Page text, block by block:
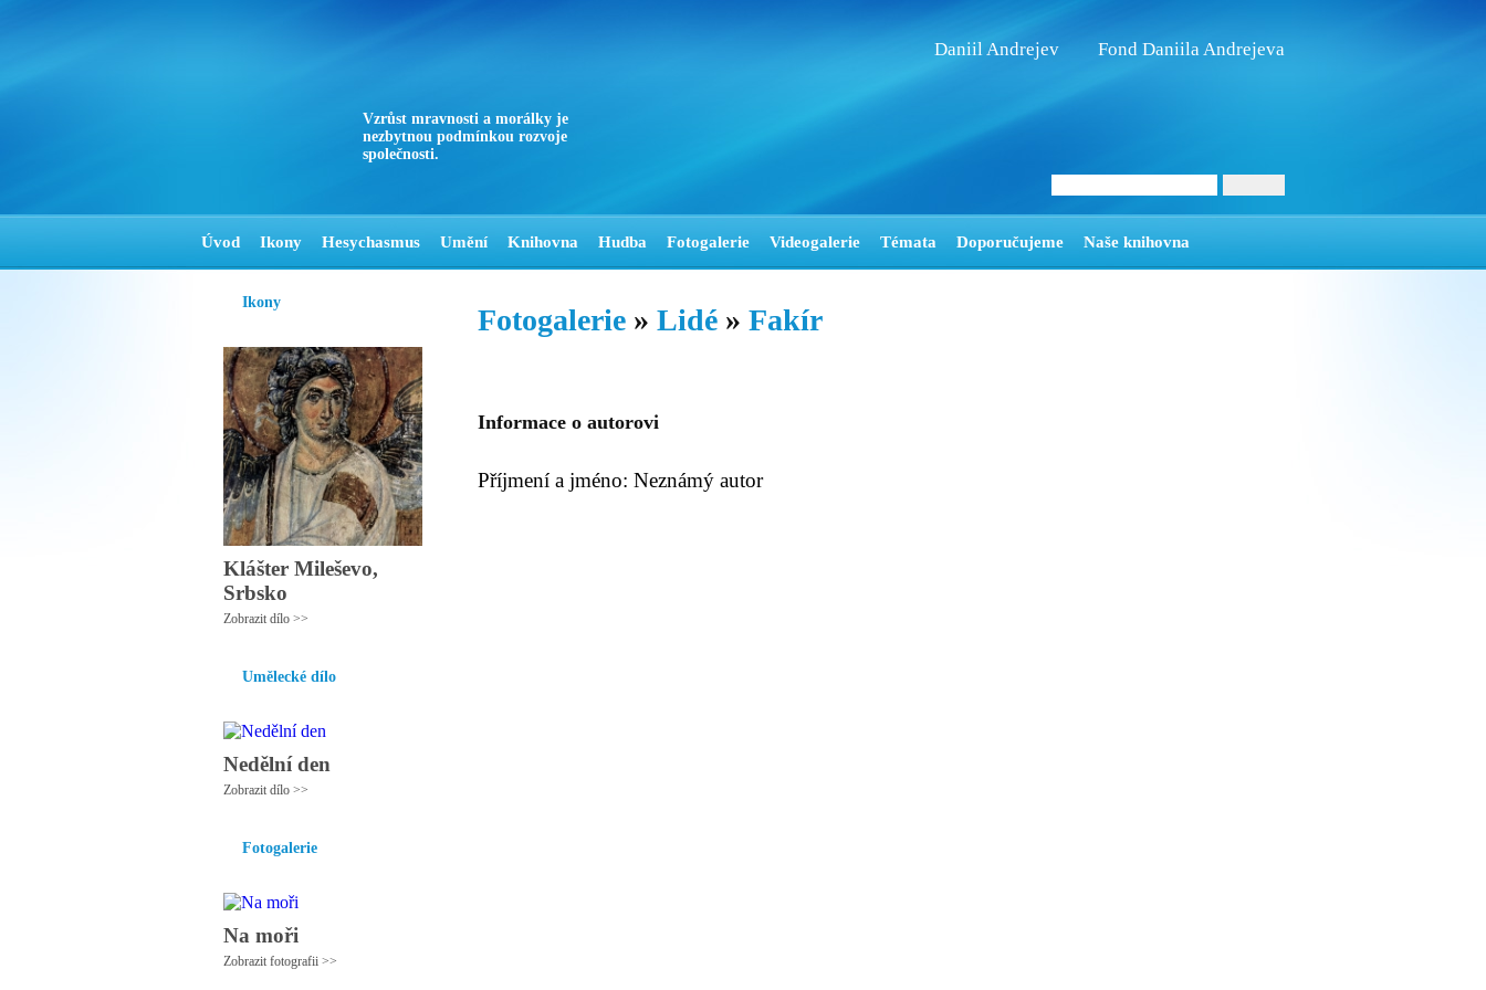
Vzrůst mravnosti a morálky je
nezbytnou podmínkou rozvoje
společnosti.
Daniil Andrejev Fond Daniila Andrejeva
Úvod Ikony Hesychasmus Umění Knihovna Hudba Fotogalerie Videogalerie Témata Doporučujeme Naše knihovna
Ikony
Klášter Mileševo,
Srbsko
Zobrazit dílo >>
Umělecké dílo
Nedělní den
Zobrazit dílo >>
Fotogalerie
Na moři
Zobrazit fotografii >>
Fotogalerie » Lidé » Fakír
Informace o autorovi
Příjmení a jméno: Neznámý autor